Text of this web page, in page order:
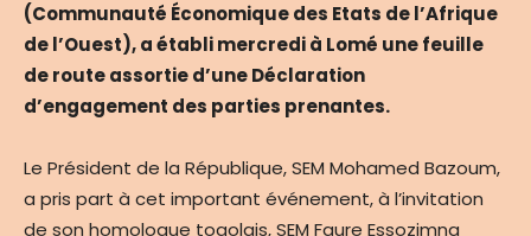
(Communauté Économique des Etats de l’Afrique
de l’Ouest), a établi mercredi à Lomé une feuille
de route assortie d’une Déclaration
d’engagement des parties prenantes.
Le Président de la République, SEM Mohamed Bazoum,
a pris part à cet important événement, à l’invitation
de son homologue togolais, SEM Faure Essozimna